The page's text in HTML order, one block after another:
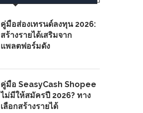
คู่มือส่องเทรนด์ลงทุน 2026:
สร้างรายได้เสริมจาก
แพลตฟอร์มดัง
คู่มือ SeasyCash Shopee
ไม่มีให้สมัครปี 2026? ทาง
เลือกสร้างรายได้